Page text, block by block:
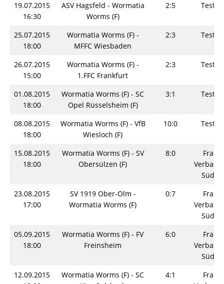
19.07.2015
16:30
ASV Hagsfeld - Wormatia
Worms (F)
2:5
25.07.2015
18:00
Wormatia Worms (F) -
MFFC Wiesbaden
2:3
26.07.2015
15:00
Wormatia Worms (F) -
1.FFC Frankfurt
2:3
01.08.2015
18:00
Wormatia Worms (F) - SC
Opel Rüsselsheim (F)
3:1
08.08.2015
18:00
Wormatia Worms (F) - VfB
Wiesloch (F)
10:0
15.08.2015
18:00
Wormatia Worms (F) - SV
Obersülzen (F)
8:0
23.08.2015
17:00
SV 1919 Ober-Olm -
Wormatia Worms (F)
0:7
05.09.2015
18:00
Wormatia Worms (F) - FV
Freinsheim
6:0
12.09.2015
Wormatia Worms (F) - SC
4:1